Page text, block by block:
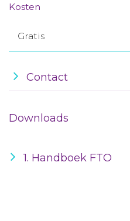
Kosten
Gratis
Contact
Downloads
1. Handboek FTO